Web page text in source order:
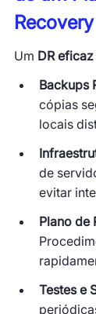
Recovery
Um DR eficaz
Backups
cópias
locais
de
evitar
Plano de
Testes e